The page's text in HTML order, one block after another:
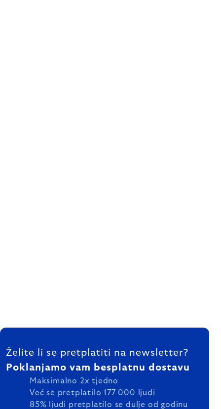
FOOTER
Želite li se pretplatiti na newsletter?
Poklanjamo vam besplatnu dostavu
Maksimalno 2x tjedno
Već se pretplatilo 177 000 ljudi
85% ljudi pretplatilo se dulje od godinu